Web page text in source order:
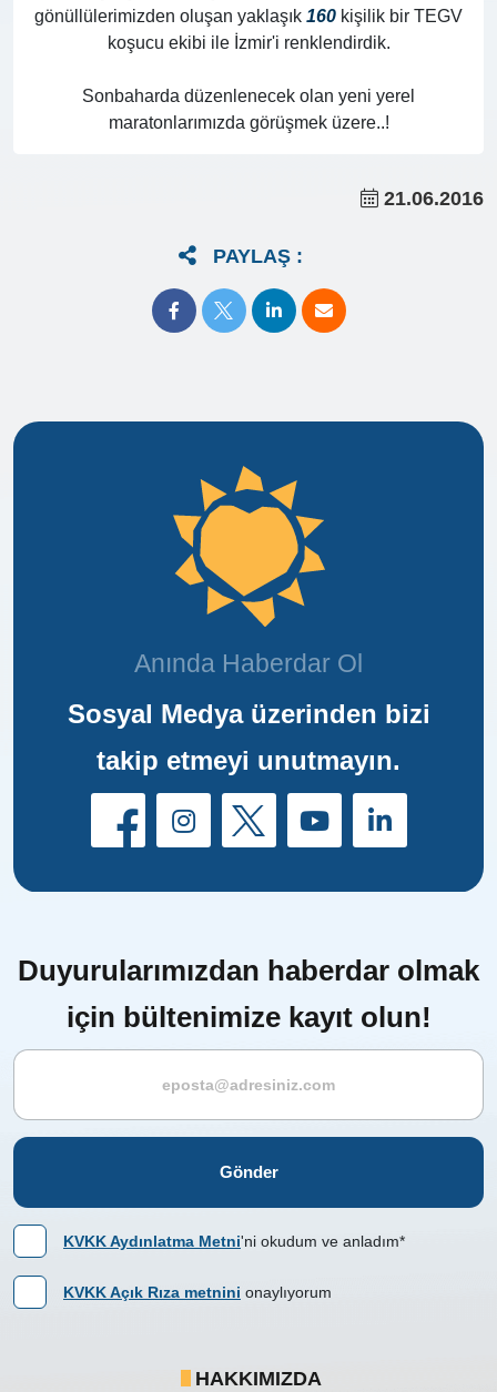
gönüllülerimizden oluşan yaklaşık 160 kişilik bir TEGV
koşucu ekibi ile İzmir'i renklendirdik.
Sonbaharda düzenlenecek olan yeni yerel
maratonlarımızda görüşmek üzere..!
21.06.2016
PAYLAŞ :
Anında Haberdar Ol
Sosyal Medya üzerinden bizi
takip etmeyi unutmayın.
Duyurularımızdan haberdar olmak
için bültenimize kayıt olun!
Gönder
KVKK Aydınlatma Metni'ni okudum ve anladım*
KVKK Açık Rıza metnini onaylıyorum
HAKKIMIZDA